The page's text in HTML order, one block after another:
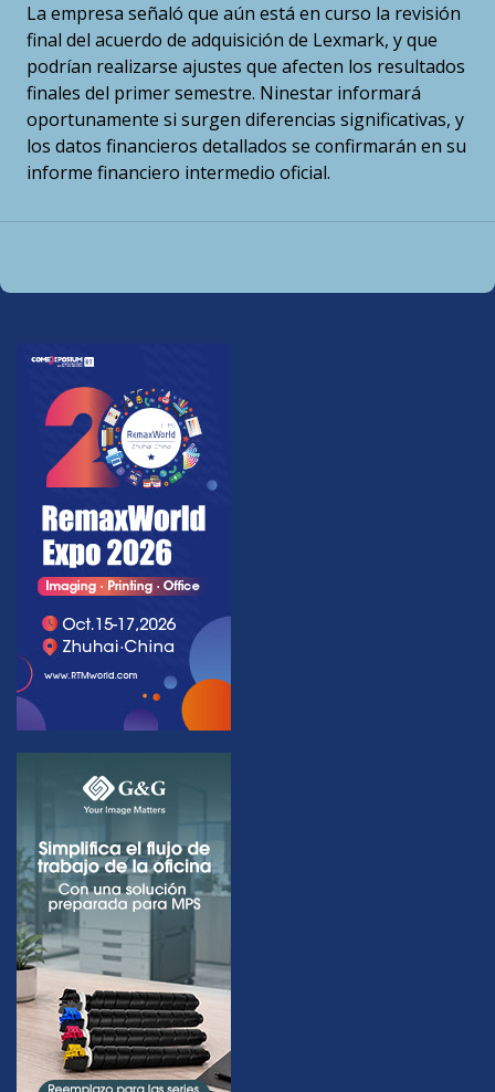
La empresa señaló que aún está en curso la revisión
final del acuerdo de adquisición de Lexmark, y que
podrían realizarse ajustes que afecten los resultados
finales del primer semestre. Ninestar informará
oportunamente si surgen diferencias significativas, y
los datos financieros detallados se confirmarán en su
informe financiero intermedio oficial.